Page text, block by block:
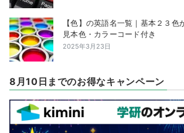
【色】の英語名一覧｜基本２３色
見本色・カラーコード付き
2025年3月23日
8月10日までのお得なキャンペーン